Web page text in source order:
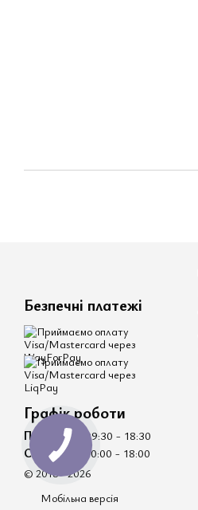
Безпечні платежі
Графік роботи
Пн - Пт
- 09:30 - 18:30
Сб - Нд
- 10:00 - 18:00
© 2018 - 2026
Мобільна версія